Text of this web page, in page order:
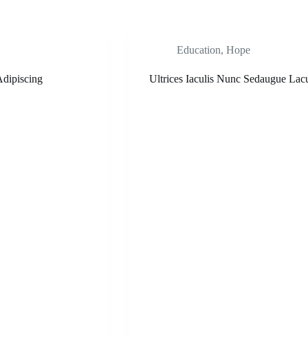
Education,Hope
Ultrices Iaculis Nunc Sedaugue